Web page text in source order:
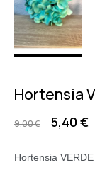
Hortensia
9,00 € 5,40 €
Hortensia